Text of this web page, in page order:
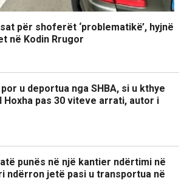
për shoferët ‘problematikë’, hyjnë
në Kodin Rrugor
u deportua nga SHBA, si u kthye
Hoxha pas 30 viteve arrati, autor i
punës në një kantier ndërtimi në
ndërron jetë pasi u transportua në